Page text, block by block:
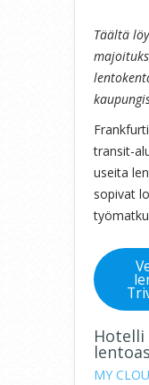
Täältä
transit-
useita
sopivat
MY